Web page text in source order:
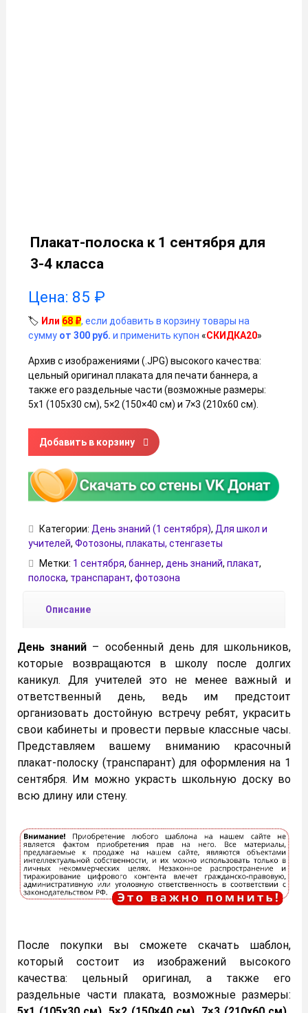
Плакат-полоска к 1 сентября для
3-4 класса
Цена: 85 ₽
🏷️ Или 68 ₽, если добавить в корзину товары на
сумму от 300 руб. и применить купон «СКИДКА20»
Архив с изображениями (.JPG) высокого качества:
цельный оригинал плаката для печати баннера, а
также его раздельные части (возможные размеры:
5х1 (105х30 см), 5×2 (150×40 см) и 7×3 (210х60 см).
Количество товара Плакат-полоска к 1 сентября для 3-4
Добавить в корзину
Категории: День знаний (1 сентября), Для школ и
учителей, Фотозоны, плакаты, стенгазеты
Метки: 1 сентября, баннер, день знаний, плакат,
полоска, транспарант, фотозона
Описание
День знаний – особенный день для школьников,
которые возвращаются в школу после долгих
каникул. Для учителей это не менее важный и
ответственный день, ведь им предстоит
организовать достойную встречу ребят, украсить
свои кабинеты и провести первые классные часы.
Представляем вашему вниманию красочный
плакат-полоску (транспарант) для оформления на 1
сентября. Им можно украсть школьную доску во
всю длину или стену.
После покупки вы сможете скачать шаблон,
который состоит из изображений высокого
качества: цельный оригинал, а также его
раздельные части плаката, возможные размеры: